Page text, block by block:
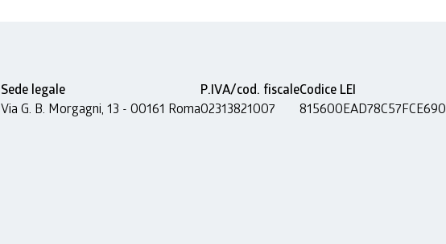
Sede legale
Via G. B. Morgagni, 13 - 00161 Roma
P.IVA/cod. fiscale
02313821007
Codice LEI
815600EAD78C57FCE690